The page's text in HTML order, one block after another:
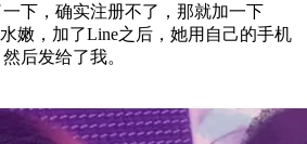
下，确实注册不了，那就加一下
嫩，加了Line之后，她用自己的手机
后发给了我。